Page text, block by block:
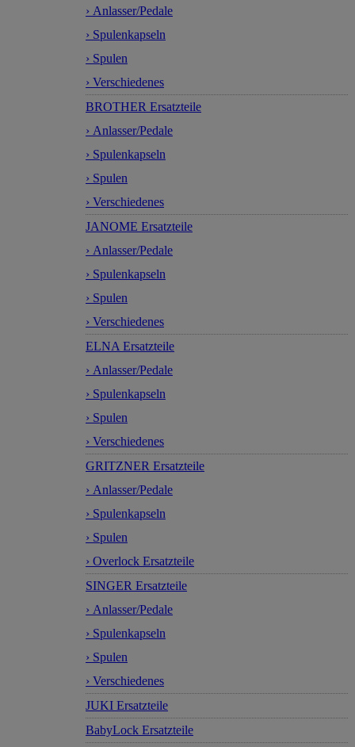
› Anlasser/Pedale
› Spulenkapseln
› Spulen
› Verschiedenes
BROTHER Ersatzteile
› Anlasser/Pedale
› Spulenkapseln
› Spulen
› Verschiedenes
JANOME Ersatzteile
› Anlasser/Pedale
› Spulenkapseln
› Spulen
› Verschiedenes
ELNA Ersatzteile
› Anlasser/Pedale
› Spulenkapseln
› Spulen
› Verschiedenes
GRITZNER Ersatzteile
› Anlasser/Pedale
› Spulenkapseln
› Spulen
› Overlock Ersatzteile
SINGER Ersatzteile
› Anlasser/Pedale
› Spulenkapseln
› Spulen
› Verschiedenes
JUKI Ersatzteile
BabyLock Ersatzteile